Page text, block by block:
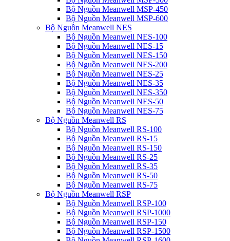
Bộ Nguồn Meanwell MSP-450
Bộ Nguồn Meanwell MSP-600
Bộ Nguồn Meanwell NES
Bộ Nguồn Meanwell NES-100
Bộ Nguồn Meanwell NES-15
Bộ Nguồn Meanwell NES-150
Bộ Nguồn Meanwell NES-200
Bộ Nguồn Meanwell NES-25
Bộ Nguồn Meanwell NES-35
Bộ Nguồn Meanwell NES-350
Bộ Nguồn Meanwell NES-50
Bộ Nguồn Meanwell NES-75
Bộ Nguồn Meanwell RS
Bộ Nguồn Meanwell RS-100
Bộ Nguồn Meanwell RS-15
Bộ Nguồn Meanwell RS-150
Bộ Nguồn Meanwell RS-25
Bộ Nguồn Meanwell RS-35
Bộ Nguồn Meanwell RS-50
Bộ Nguồn Meanwell RS-75
Bộ Nguồn Meanwell RSP
Bộ Nguồn Meanwell RSP-100
Bộ Nguồn Meanwell RSP-1000
Bộ Nguồn Meanwell RSP-150
Bộ Nguồn Meanwell RSP-1500